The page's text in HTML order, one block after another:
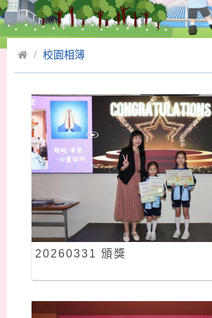
校園相簿
20260331 頒獎